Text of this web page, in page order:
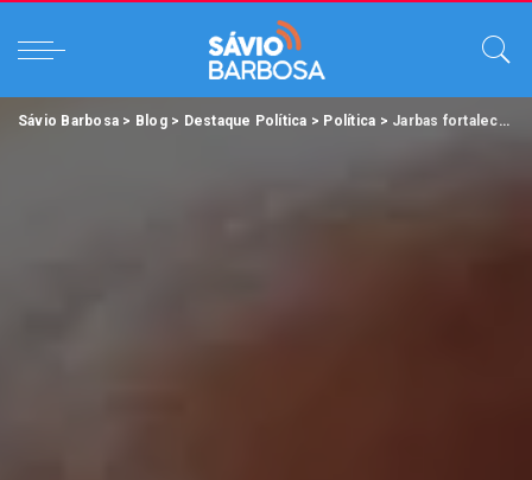
Sávio Barbosa > Blog> Destaque Política > Política > Jarbas fortalece campanha e reúne apoiadores em vários municípios do Pará.